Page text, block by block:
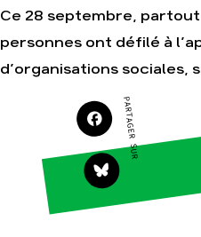
Agir
S'engager sur le
terrain
Agir au quotidien
Soutenir les
campagnes
Transmettre tout ou
Ce 28 septembre,
personnes ont défilé à
d’organisations sociales,
PARTAGER SUR